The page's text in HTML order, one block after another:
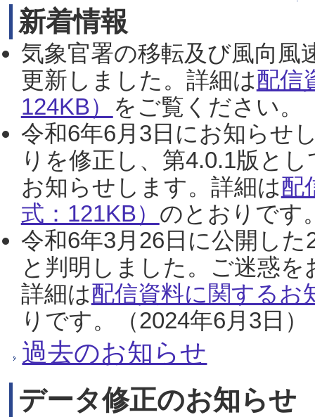
新着情報
気象官署の移転及び風向風
更新しました。詳細は配信
124KB） をご覧ください。
令和6年6月3日にお知らせ
りを修正し、第4.0.1版と
お知らせします。詳細は配
式：121KB） のとおりです
令和6年3月26日に公開し
と判明しました。ご迷惑
詳細は配信資料に関するお
りです。（2024年6月3日）
過去のお知らせ
データ修正のお知らせ